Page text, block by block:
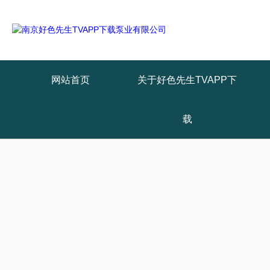
网站首页 关于好色先生TVAPP下
载